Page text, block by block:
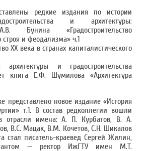
редкие издания по истории
и архитектуры:
Бунина «Градостроительство
строя и феодализма» ч.1
XX века в странах капиталистического
архитектуры и градостроительства
книга Е.Ф. Шумилова «Архитектура
представлено новое издание «История
т.1. В состав редколлегии вошли
отрасли имена: А. П. Курбатов, В. А.
В.С. Мацак, В.М. Кочетов, С.Н. Шикалов
стал писатель-краевед Сергей Жилин,
— ректор ИжГТУ имен М.Т.